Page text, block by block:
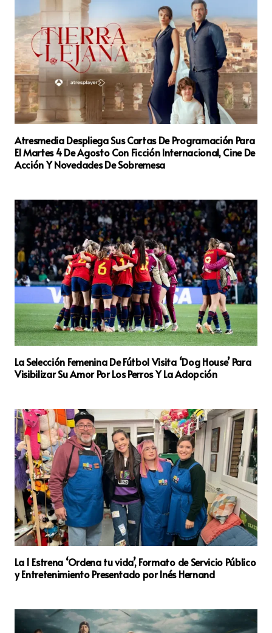
Atresmedia Despliega Sus Cartas De Programación Para
El Martes 4 De Agosto Con Ficción Internacional, Cine De
Acción Y Novedades De Sobremesa
La Selección Femenina De Fútbol Visita ‘Dog House’ Para
Visibilizar Su Amor Por Los Perros Y La Adopción
La 1 Estrena ‘Ordena tu vida’, Formato de Servicio Público
y Entretenimiento Presentado por Inés Hernand